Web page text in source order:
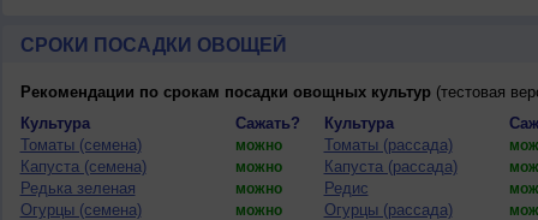
СРОКИ ПОСАДКИ ОВОЩЕЙ
Рекомендации по срокам посадки овощных культур(тестовая
Культура
Сажать? Культура
Томаты (семена)
можно Томаты (рассада)
Капуста (семена) можно Капуста (рассада)
Редька зеленая можно Редис
Огурцы (семена) можно Огурцы (рассада)